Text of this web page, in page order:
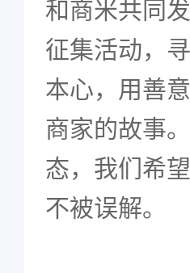
和商米共同
征集活动，
本心，用善
商家的故事
态，我们希
不被误解。